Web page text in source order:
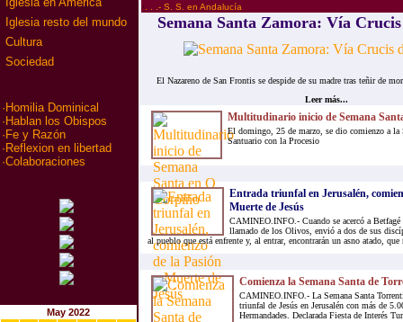
Iglesia resto del mundo
Cultura
Sociedad
· Homilia Dominical
· Hablan los Obispos
· Fe y Razón
· Reflexion en libertad
·Colaboraciones
May 2022
· . . .- S. S. en Andalucía
Semana Santa Zamora: Vía
El Nazareno de San Frontis se despide de su madre tras teñir de
Leer más...
Multitudinario inicio de Semana
El domingo, 25 de marzo, se dio comienzo a la
Santuario con la Procesio
Entrada triunfal en Jerusalén,
Muerte de Jesús
CAMINEO.INFO.- Cuando se acercó a
llamado de los Olivos, envió a dos de sus
al pueblo que está enfrente y, al entrar, encontrarán un asno atado,
Comienza la Semana Santa de
CAMINEO.INFO.- La Semana Santa
triunfal de Jesús en Jerusalén con más de
Hermandades. Declarada Fiesta de Interés